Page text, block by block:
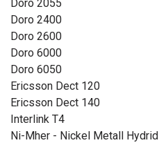
Audioline
Audioline 20
Audioline 25
Audioleitung 30
Audioline 35
Audioline 45
Audioline 702
Doro 2055
Doro 2400
Doro 2600
Doro 6000
Doro 6050
Ericsson Dect 120
Ericsson Dect 140
Interlink T4
Ni-Mher - Nickel Metall Hydrid